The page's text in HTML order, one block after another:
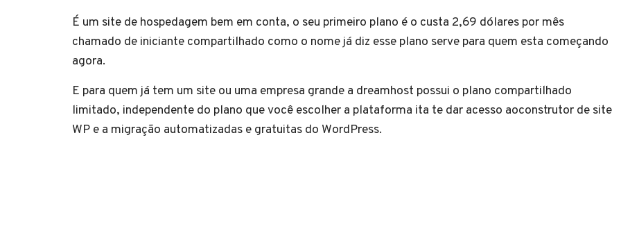
É um site de hospedagem bem em conta, o seu primeiro plano é o custa 2,69 dólares por mês
chamado de iniciante compartilhado como o nome já diz esse plano serve para quem esta começando
agora.
E para quem já tem um site ou uma empresa grande a dreamhost possui o plano compartilhado
limitado, independente do plano que você escolher a plataforma ita te dar acesso aoconstrutor de site
WP e a migração automatizadas e gratuitas do WordPress.